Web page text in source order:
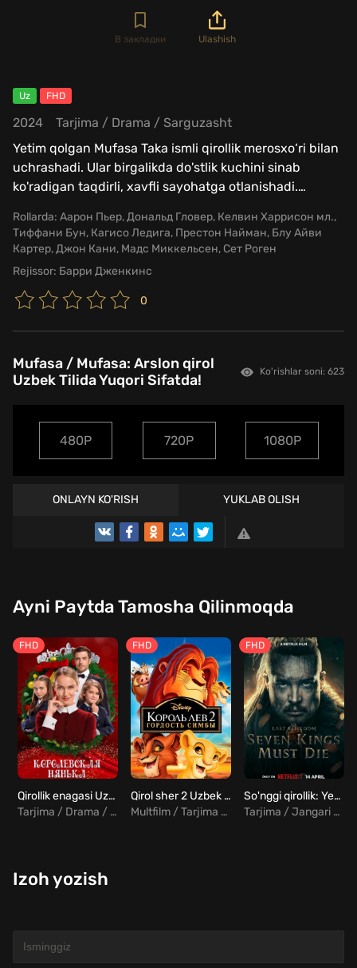
В закладки Ulashish
Uz FHD
2024 Tarjima / Drama / Sarguzasht
Yetim qolgan Mufasa Taka ismli qirollik merosxo‘ri bilan
uchrashadi. Ular birgalikda do'stlik kuchini sinab
ko'radigan taqdirli, xavfli sayohatga otlanishadi.…
Rollarda: Аарон Пьер, Дональд Гловер, Келвин Харрисон мл.,
Тиффани Бун, Кагисо Ледига, Престон Найман, Блу Айви
Картер, Джон Кани, Мадс Миккельсен, Сет Роген
Rejissor: Барри Дженкинс
0
Mufasa / Mufasa: Arslon qirol
Uzbek Tilida Yuqori Sifatda!
Ko'rishlar soni: 623
480P 720P 1080P
ONLAYN KO'RISH YUKLAB OLISH
Ayni Paytda Tamosha Qilinmoqda
FHD
Qirollik enagasi Uzbek Tilida
Tarjima / Drama / Komediya / Melodrama
FHD
Qirol sher 2 Uzbek tilida
Multfilm / Tarjima / Drama / Melodrama / Sarguzasht
FHD
So'nggi qirollik: Yettinchi qirollik o'lishi kerak Uzbek tilida
Tarjima / Jangari / Drama / Tarixiy
Izoh yozish